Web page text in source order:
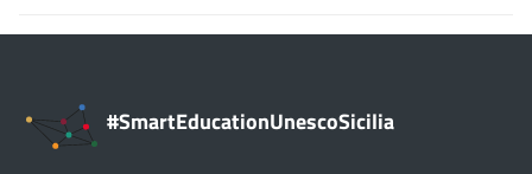
#SmartEducationUnescoSicilia